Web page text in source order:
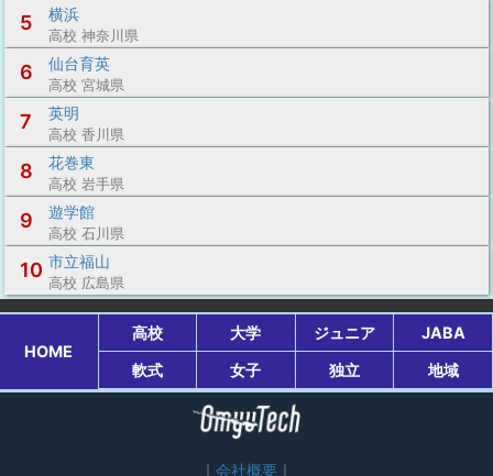
5 横浜
高校 神奈川県
6 仙台育英
高校 宮城県
7 英明
高校 香川県
8 花巻東
高校 岩手県
9 遊学館
高校 石川県
10 市立福山
高校 広島県
HOME
高校 大学 ジュニア
JABA
軟式
女子 独立 地域
会社概要